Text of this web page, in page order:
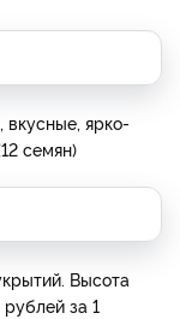
ярко-
семян)
Высота
за 1